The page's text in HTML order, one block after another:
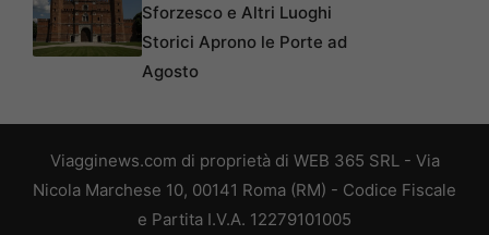
Sforzesco e Altri Luoghi
Storici Aprono le Porte ad
Agosto
Viagginews.com di proprietà di WEB 365 SRL - Via
Nicola Marchese 10, 00141 Roma (RM) - Codice Fiscale
e Partita I.V.A. 12279101005